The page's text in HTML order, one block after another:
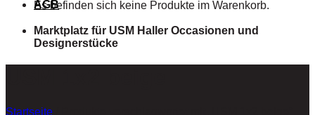
Es befinden sich keine Produkte im Warenkorb.
AGB
Marktplatz für USM Haller Occasionen und
Designerstücke
Startseite